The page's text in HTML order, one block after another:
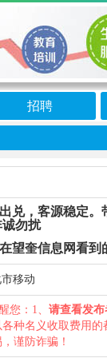
招聘
兑，客源稳定
诚勿扰
望奎信息网看到
移动
您：1、 请查看发
种名义收取费用的
谨防诈骗！